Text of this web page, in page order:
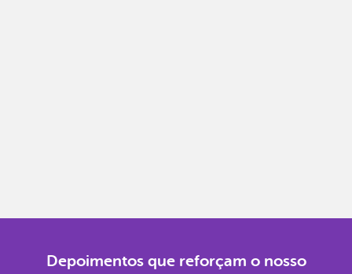
Depoimentos que reforçam o nosso